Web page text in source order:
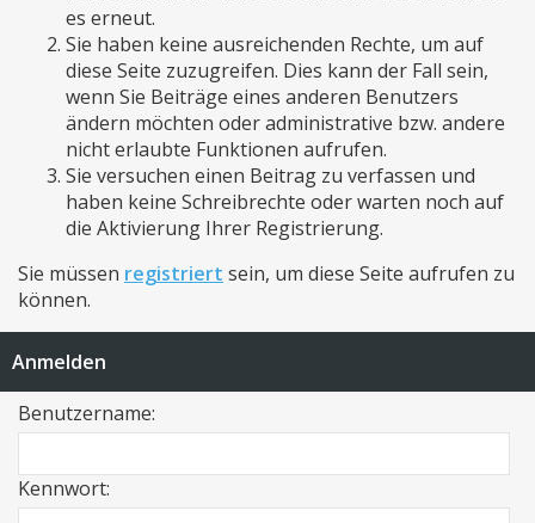
es erneut.
Sie haben keine ausreichenden Rechte, um auf
diese Seite zuzugreifen. Dies kann der Fall sein,
wenn Sie Beiträge eines anderen Benutzers
ändern möchten oder administrative bzw. andere
nicht erlaubte Funktionen aufrufen.
Sie versuchen einen Beitrag zu verfassen und
haben keine Schreibrechte oder warten noch auf
die Aktivierung Ihrer Registrierung.
Sie müssen registriert sein, um diese Seite aufrufen zu
können.
Anmelden
Benutzername:
Kennwort: